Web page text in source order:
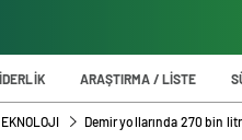
ARAŞTIRMA / LİSTE
Demir yollarında 270 bin